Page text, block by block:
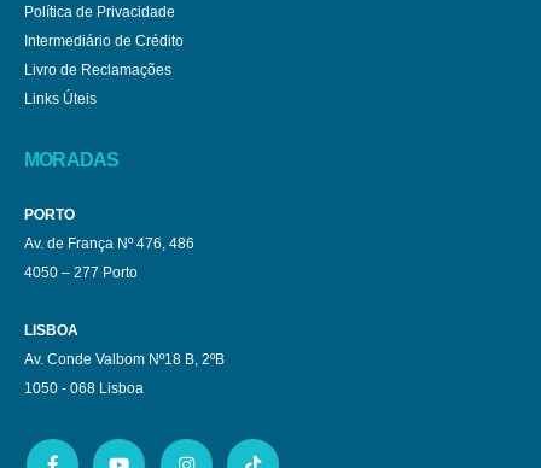
Política de Privacidade
Intermediário de Crédito
Livro de Reclamações
Links Úteis
MORADAS
PORTO
Av. de França Nº 476, 486
4050 – 277 Porto
LISBOA
Av. Conde Valbom Nº18 B, 2ºB
1050 - 068 Lisboa